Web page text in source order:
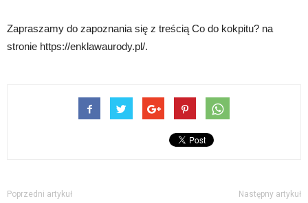
Zapraszamy do zapoznania się z treścią Co do kokpitu? na
stronie https://enklawaurody.pl/.
Poprzedni artykuł Następny artykuł